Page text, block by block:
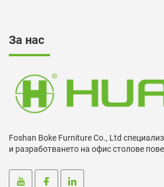
За нас
Foshan Boke Furniture Co., Ltd
и разработването на офис столове